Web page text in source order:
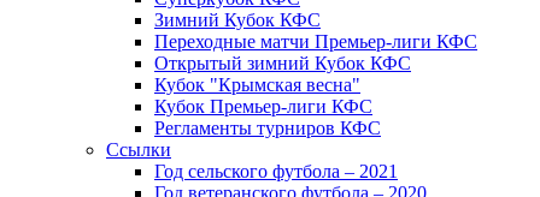
Зимний Кубок КФС
Переходные матчи Премьер-лиги КФС
Открытый зимний Кубок КФС
Кубок "Крымская весна"
Кубок Премьер-лиги КФС
Регламенты турниров КФС
Ссылки
Год сельского футбола – 2021
Год ветеранского футбола – 2020